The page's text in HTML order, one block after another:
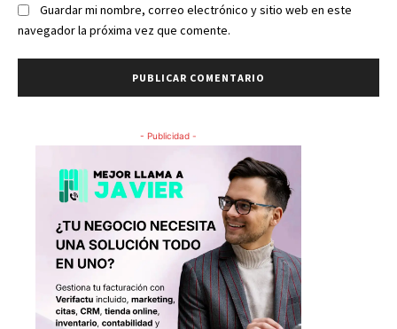
Guardar mi nombre, correo electrónico y sitio web en este
navegador la próxima vez que comente.
- Publicidad -